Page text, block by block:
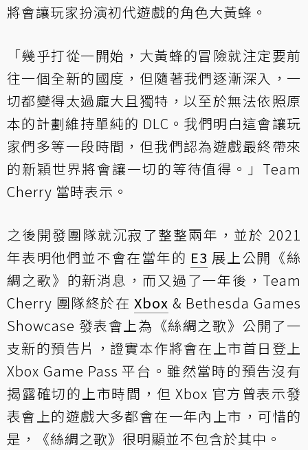
將會讓玩家扮演初代遊戲的角色大黃蜂。
「幾乎打從一開始，大黃蜂的冒險就注定要前
往一個全新的國度，但隨著我們逐漸深入，一
切都變得太過龐大且獨特，以至於無法依照原
本的計劃維持單純的 DLC。我們明白這會讓玩
家們多等一段時間，但我們認為遊戲最終帶來
的新穎世界將會讓一切的等待值得。」 Team
Cherry 當時表示 。
之後開發團隊就沉寂了整整兩年，並於 2021
年表明他們並不會在當年的 E3 展上公開《絲
綢之歌》的新消息，而又過了一年後，Team
Cherry 團隊終於在Xbox & Bethesda Games
Showcase 發表會上為《絲綢之歌》公開了一
支新的預告片，證實本作將會在上市首日登上
Xbox Game Pass 平台。雖然當時的預告沒有
揭露確切的上市時間，但 Xbox 官方曾表示發
表會上的遊戲大多都會在一年內上市，可惜的
是，《絲綢之歌》很明顯並不包含於其中。